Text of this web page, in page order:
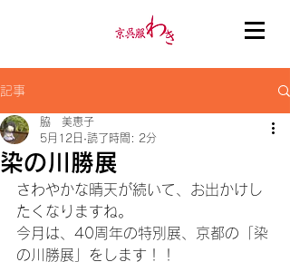
記事
染の川勝展
脇 美恵子
5月12日 読了時間: 2分
さわやかな晴天が続いて、お出かけし
たくなりますね。
今月は、40周年の特別展、京都の「染
の川勝展」をします！！